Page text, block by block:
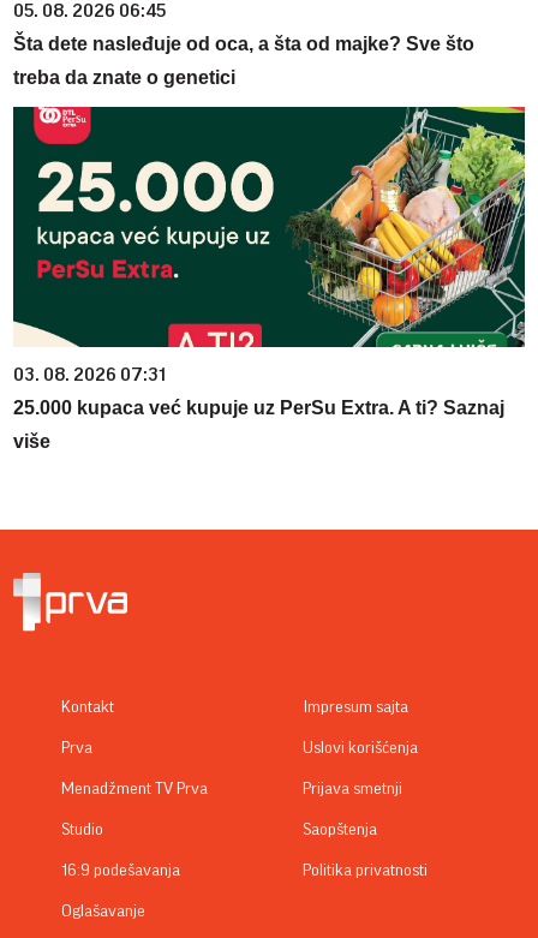
05. 08. 2026 06:45
Šta dete nasleđuje od oca, a šta od majke? Sve što
treba da znate o genetici
03. 08. 2026 07:31
25.000 kupaca već kupuje uz PerSu Extra. A ti? Saznaj
više
Kontakt
Prva
Menadžment TV Prva
Studio
16:9 podešavanja
Oglašavanje
Impresum sajta
Uslovi korišćenja
Prijava smetnji
Saopštenja
Politika privatnosti